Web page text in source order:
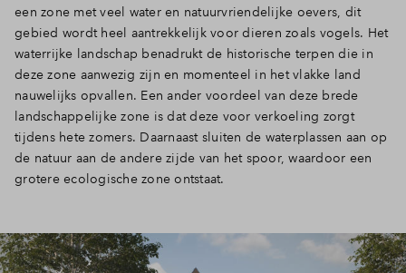
een zone met veel water en natuurvriendelijke oevers, dit
gebied wordt heel aantrekkelijk voor dieren zoals vogels. Het
waterrijke landschap benadrukt de historische terpen die in
deze zone aanwezig zijn en momenteel in het vlakke land
nauwelijks opvallen. Een ander voordeel van deze brede
landschappelijke zone is dat deze voor verkoeling zorgt
tijdens hete zomers. Daarnaast sluiten de waterplassen aan op
de natuur aan de andere zijde van het spoor, waardoor een
grotere ecologische zone ontstaat.